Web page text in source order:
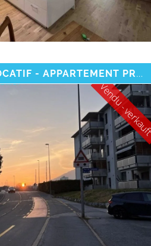
INVESTISSEMENT LOCATIF - APPARTEMENT PROXIMITÉ DE LA GARE
Vendu -